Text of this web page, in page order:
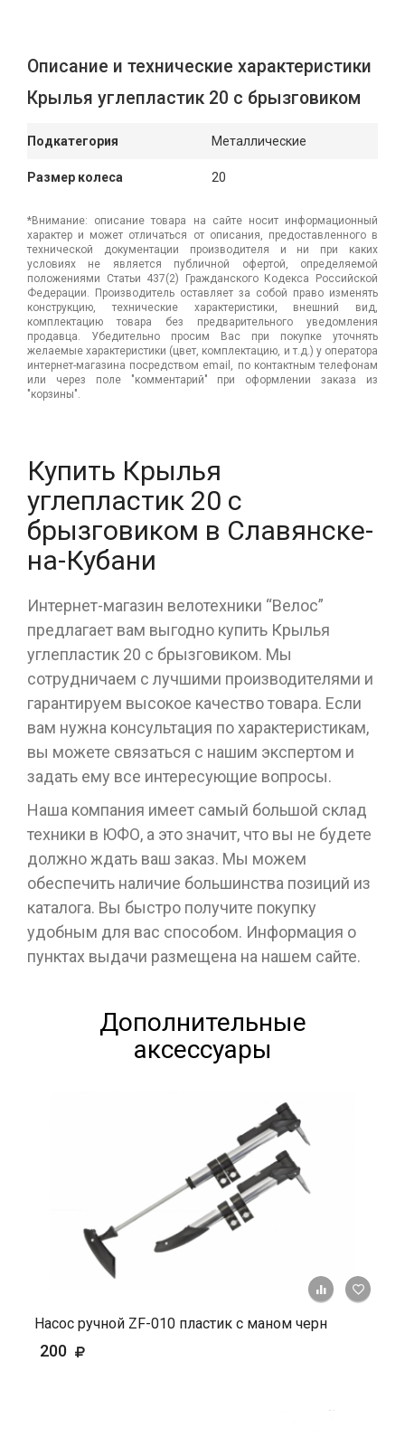
Описание и технические характеристики
Крылья углепластик 20 с брызговиком
Подкатегория Металлические
Размер колеса 20
*Внимание: описание товара на сайте носит информационный
характер и может отличаться от описания, предоставленного в
технической документации производителя и ни при каких
условиях не является публичной офертой, определяемой
положениями Статьи 437(2) Гражданского Кодекса Российской
Федерации. Производитель оставляет за собой право изменять
конструкцию, технические характеристики, внешний вид,
комплектацию товара без предварительного уведомления
продавца. Убедительно просим Вас при покупке уточнять
желаемые характеристики (цвет, комплектацию, и т.д.) у оператора
интернет-магазина посредством email, по контактным телефонам
или через поле "комментарий" при оформлении заказа из
"корзины".
Купить Крылья
углепластик 20 с
брызговиком в Славянске-
на-Кубани
Интернет-магазин велотехники “Велос”
предлагает вам выгодно купить Крылья
углепластик 20 с брызговиком. Мы
сотрудничаем с лучшими производителями и
гарантируем высокое качество товара. Если
вам нужна консультация по характеристикам,
вы можете связаться с нашим экспертом и
задать ему все интересующие вопросы.
Наша компания имеет самый большой склад
техники в ЮФО, а это значит, что вы не будете
должно ждать ваш заказ. Мы можем
обеспечить наличие большинства позиций из
каталога. Вы быстро получите покупку
удобным для вас способом. Информация о
пунктах выдачи размещена на нашем сайте.
Дополнительные
аксессуары
+ К
Насос ручной ZF-010 пластик с маном черн
200